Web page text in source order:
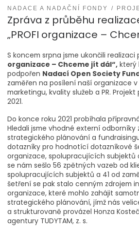
NADACE A NADAČNÍ FONDY
Zpráva z průběhu
„PROFI organizace –
S koncem srpna jsme ukončili realizaci
organizace – Chceme jít dál“, který
podpořen Nadací Open Society
zaměřen na posílení naší organizace
marketingu, kvality služeb a PR. Projekt
2021.
Do konce roku 2021 probíhala
Hledali jsme vhodné externí odborníky
strategického plánování a
dotazníky pro hodnotící dotazníkové
organizace, spolupracujících subjektů
se nám sešlo 56 zpětných vazeb od
spolupracujících subjektů a 41 od
šetření se pak stalo cenným zdrojem
organizace, které mohlo zahájit
strategického plánování, jímž nás
a strukturovaně provázel Honza
agentury TUDYTAM, z. s.